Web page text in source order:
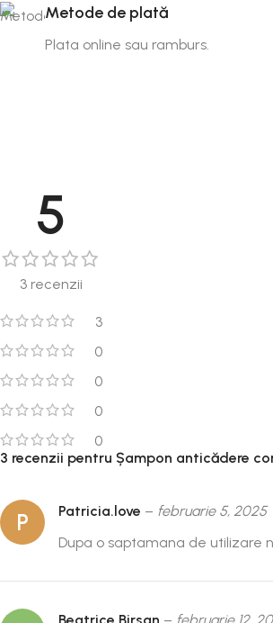
Metode de plată
Plata online sau ramburs.
5
3 recenzii
3
0
0
0
0
3 recenzii pentru Șampon anticădere
P Patricia.love – februarie 5, 2025
Dupa o saptamana de utilizare
Beatrice Birsan – februarie 12,